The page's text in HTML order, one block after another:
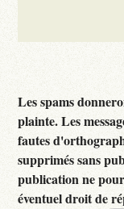
Les spams
plainte. Les
fautes
supprimés sans
publication ne
éventuel droit de